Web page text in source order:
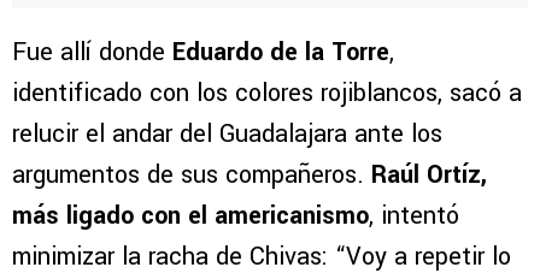
Fue allí donde Eduardo de la Torre,
identificado con los colores rojiblancos, sacó a
relucir el andar del Guadalajara ante los
argumentos de sus compañeros. Raúl Ortíz,
más ligado con el americanismo, intentó
minimizar la racha de Chivas: “Voy a repetir lo